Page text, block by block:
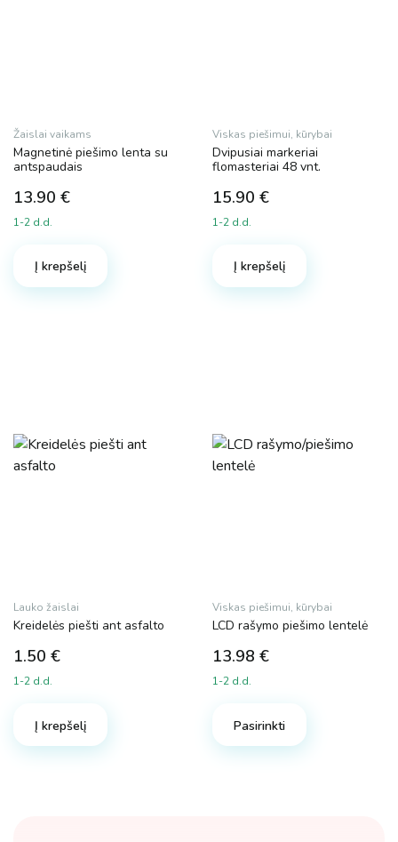
Žaislai vaikams
Magnetinė piešimo lenta su
antspaudais
13.90 €
1-2 d.d.
Į krepšelį
Viskas piešimui, kūrybai
Dvipusiai markeriai
flomasteriai 48 vnt.
15.90 €
1-2 d.d.
Į krepšelį
Lauko žaislai
Kreidelės piešti ant asfalto
1.50 €
1-2 d.d.
Į krepšelį
Viskas piešimui, kūrybai
LCD rašymo piešimo lentelė
13.98 €
1-2 d.d.
Pasirinkti